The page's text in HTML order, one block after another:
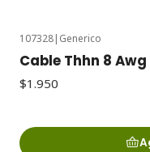
107328| Generico
Cable Thhn 8
$1.950